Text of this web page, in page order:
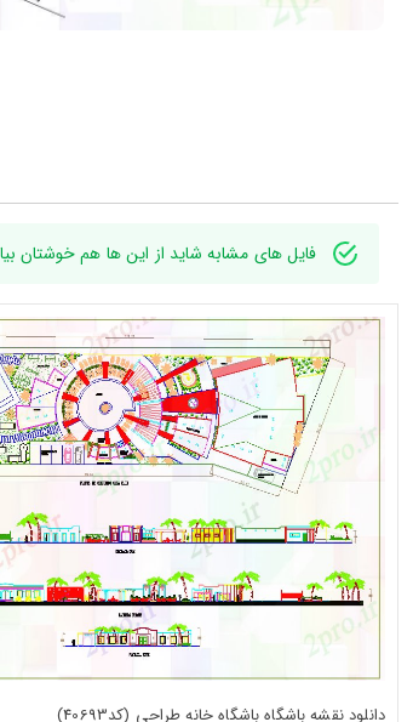
فایل های مشابه شاید از این ها هم خوشتان
دانلود نقشه باشگاه باشگاه خانه طراحی (کد40693)